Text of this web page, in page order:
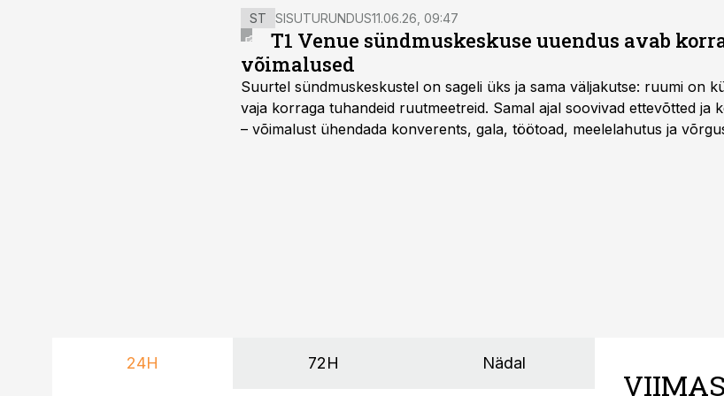
ST SISUTURUNDUS11.06.26, 09:47
T1 Venue sündmuskeskuse uuendus avab
võimalused
Suurtel sündmuskeskustel on sageli üks ja sama väljakutse: ruumi on
vaja korraga tuhandeid ruutmeetreid. Samal ajal soovivad ettevõtted ja
– võimalust ühendada konverents, gala, töötoad, meelelahutus ja
24H 72H Nädal